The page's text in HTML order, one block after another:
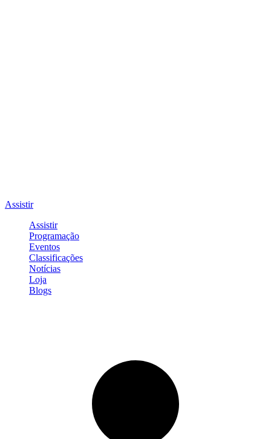
Assistir
Assistir
Programação
Eventos
Classificações
Notícias
Loja
Blogs